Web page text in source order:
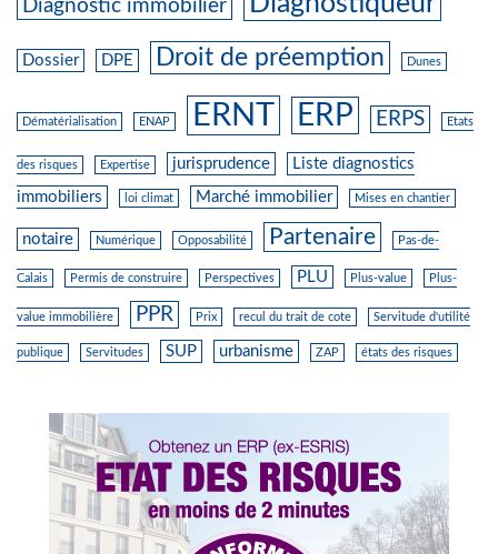
Diagnostic immobilier
Dossier DPE Droit de préemption Dunes
Dématérialisation ENAP ERNT ERP ERPS Etats
des risques Expertise jurisprudence
Liste diagnostics
immobiliers
loi climat Marché immobilier Mises en chantier
notaire Numérique Opposabilité Partenaire Pas-de-
Calais Permis de construire Perspectives PLU Plus-value Plus-
value immobilière PPR Prix recul du trait de cote Servitude d'utilité
publique Servitudes SUP urbanisme ZAP états des risques